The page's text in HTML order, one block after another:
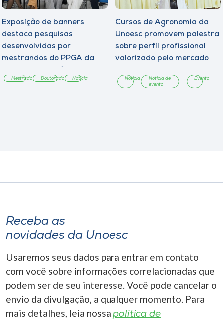
Exposição de banners
destaca pesquisas
desenvolvidas por
mestrandos do PPGA da
Mestrado Doutorado Notícia
Cursos de Agronomia da
Unoesc promovem palestra
sobre perfil profissional
valorizado pelo mercado
Notícia
Notícia de
evento
Evento
Receba as
novidades da Unoesc
Usaremos seus dados para entrar em contato
com você sobre informações correlacionadas que
podem ser de seu interesse. Você pode cancelar o
envio da divulgação, a qualquer momento. Para
mais detalhes, leia nossa política de